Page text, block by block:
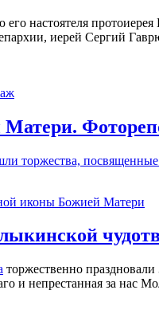
его настоятеля
иерей Сергий
торжества, посвященные
торжественно праздновали
и непрестанная за